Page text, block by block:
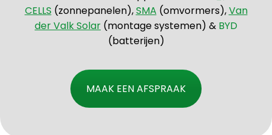
CELLS (zonnepanelen),SMA (omvormers),Van
der Valk Solar (montage systemen) & BYD
(batterijen)
MAAK EEN AFSPRAAK